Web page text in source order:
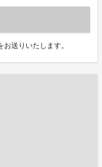
送りいたします。